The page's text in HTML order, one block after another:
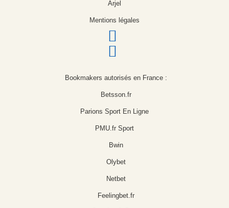
Arjel
Mentions légales
Bookmakers autorisés en France :
Betsson.fr
Parions Sport En Ligne
PMU.fr Sport
Bwin
Olybet
Netbet
Feelingbet.fr